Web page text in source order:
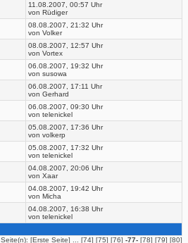
11.08.2007, 00:57 Uhr
von Rüdiger
08.08.2007, 21:32 Uhr
von Volker
08.08.2007, 12:57 Uhr
von Vortex
06.08.2007, 19:32 Uhr
von susowa
06.08.2007, 17:11 Uhr
von Gerhard
06.08.2007, 09:30 Uhr
von telenickel
05.08.2007, 17:36 Uhr
von volkerp
05.08.2007, 17:32 Uhr
von telenickel
04.08.2007, 20:06 Uhr
von Xaar
04.08.2007, 19:42 Uhr
von Micha
04.08.2007, 16:38 Uhr
von telenickel
Seite(n): [Erste Seite] ... [74] [75] [76] -77- [78] [79] [80]